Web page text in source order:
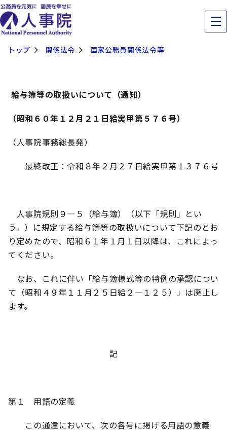
トップ 関係法令 国家公務員関係法令等
給与簿等の取扱いについて（通知）
（昭和６０年１２月２１日給実甲第５７６号）
（人事院事務総長発）
最終改正：令和８年２月２７日給実甲第１３７６号
人事院規則９―５（給与簿）（以下「規則」とい
う。）に規定する給与簿等の取扱いについて下記のとお
り定めたので、昭和６１年１月１日以降は、これによっ
てください。
なお、これに伴い「給与簿様式等の特例の承認につい
て（昭和４９年１１月２５日給２―１２５）」は廃止し
ます。
記
第１ 用語の定義
この通達において、次の各号に掲げる用語の意義